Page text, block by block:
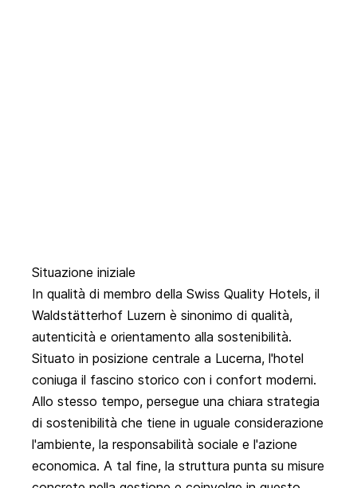
Situazione iniziale
In qualità di membro della Swiss Quality Hotels, il
Waldstätterhof Luzern è sinonimo di qualità,
autenticità e orientamento alla sostenibilità.
Situato in posizione centrale a Lucerna, l'hotel
coniuga il fascino storico con i confort moderni.
Allo stesso tempo, persegue una chiara strategia
di sostenibilità che tiene in uguale considerazione
l'ambiente, la responsabilità sociale e l'azione
economica. A tal fine, la struttura punta su misure